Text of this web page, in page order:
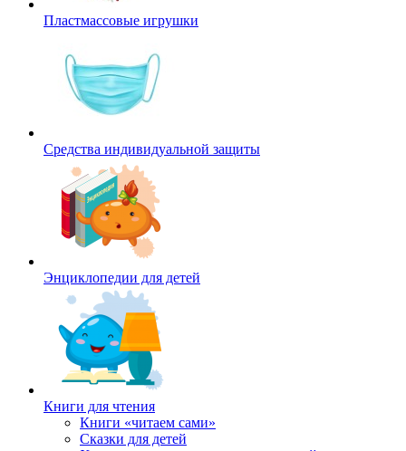
Пластмассовые игрушки
Средства индивидуальной защиты
Энциклопедии для детей
Книги для чтения
Книги «читаем сами»
Сказки для детей